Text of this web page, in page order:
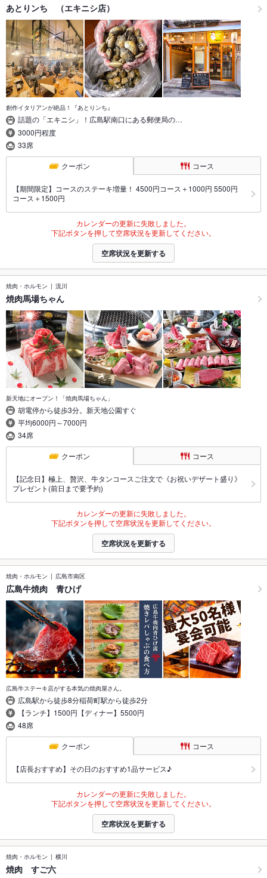
あとりンち （エキニシ店）
創作イタリアンが絶品！『あとりンち』
話題の「エキニシ」！広島駅南口にある郵便局の…
3000円程度
33席
クーポン コース
【期間限定】コースのステーキ増量！ 4500円コース＋1000円 5500円
コース＋1500円
カレンダーの更新に失敗しました。
下記ボタンを押して空席状況を更新してください。
空席状況を更新する
焼肉・ホルモン 流川
焼肉馬場ちゃん
新天地にオープン！「焼肉馬場ちゃん」
胡電停から徒歩3分。新天地公園すぐ
平均6000円～7000円
34席
クーポン コース
【記念日】極上、贅沢、牛タンコースご注文で《お祝いデザート盛り》
プレゼント(前日まで要予約)
カレンダーの更新に失敗しました。
下記ボタンを押して空席状況を更新してください。
空席状況を更新する
焼肉・ホルモン 広島市南区
広島牛焼肉 青ひげ
広島牛ステーキ店がする本気の焼肉屋さん。
広島駅から徒歩8分稲荷町駅から徒歩2分
【ランチ】1500円【ディナー】5500円
48席
クーポン コース
【店長おすすめ】その日のおすすめ1品サービス♪
カレンダーの更新に失敗しました。
下記ボタンを押して空席状況を更新してください。
空席状況を更新する
焼肉・ホルモン 横川
焼肉 すご六